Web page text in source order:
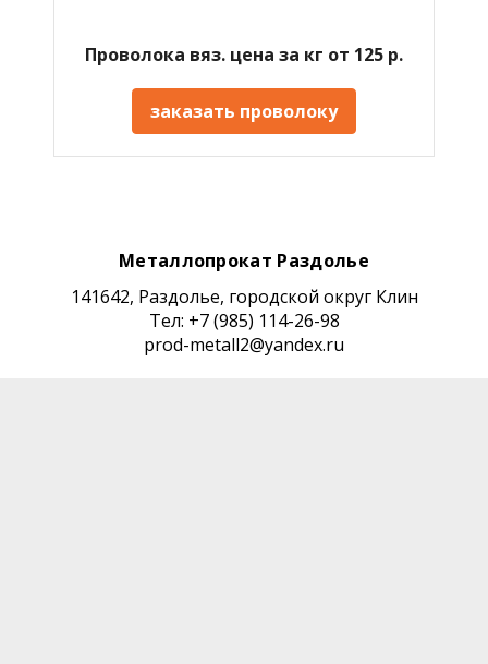
Проволока вяз. цена за кг от 125 р.
заказать проволоку
Металлопрокат Раздолье
141642, Раздолье, городской округ Клин
Тел: +7 (985) 114-26-98
prod-metall2@yandex.ru